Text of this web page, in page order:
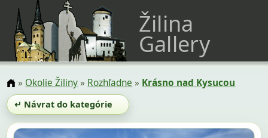
Žilina
Gallery
» Okolie Žiliny» Rozhľadne » Krásno nad Kysucou
↵ Návrat do kategórie